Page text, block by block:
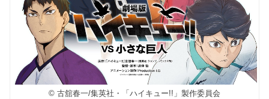
© 古舘春一/集英社・「ハイキュー!!」製作委員会